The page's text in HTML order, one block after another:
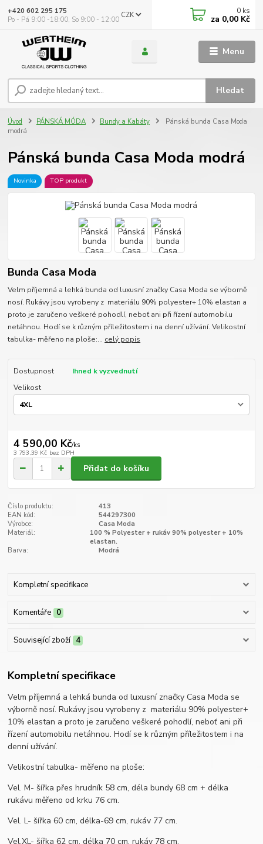
Menu
CZK
Hledat
+420 602 295 175
Po - Pá 9:00 -18:00, So 9:00 - 12:00
0 ks
za 0,00 Kč
Úvod PÁNSKÁ MÓDA Bundy a Kabáty
Pánská bunda Casa Moda
modrá
Pánská bunda Casa Moda modrá
Novinka TOP produkt
Bunda Casa Moda
Velm příjemná a lehká bunda od luxusní značky Casa Moda se výborně
nosí. Rukávy jsou vyrobeny z materiálu 90% polyester+ 10% elastan a
proto je zaručeno veškeré pohodlí, neboť ani při řízení automobilu
netáhnou. Hodí se k různým příležitostem i na denní užívání. Velikostní
tabulka- měřeno na ploše:... celý popis
Dostupnost
Ihned k vyzvednutí
Velikost
4 590,00 Kč/ks
3 793,39 Kč bez DPH
Přidat do košíku
Číslo produktu:
413
EAN kód:
544297300
Výrobce:
Casa Moda
Materiál:
100 % Polyester + rukáv 90% polyester + 10%
elastan.
Barva:
Modrá
Kompletní specifikace
Komentáře 0
Související zboží 4
Kompletní specifikace
Velm příjemná a lehká bunda od luxusní značky Casa Moda se
výborně nosí. Rukávy jsou vyrobeny z materiálu 90% polyester+
10% elastan a proto je zaručeno veškeré pohodlí, neboť ani při
řízení automobilu netáhnou. Hodí se k různým příležitostem i na
denní užívání.
Velikostní tabulka- měřeno na ploše:
Vel. M- šířka přes hrudník 58 cm, déla bundy 68 cm + délka
rukávu měřeno od krku 76 cm.
Vel. L- šířka 60 cm, délka-69 cm, rukáv 77 cm.
Vel.XL- šířka 62 cm, délka 70 cm, rukáv 78 cm.